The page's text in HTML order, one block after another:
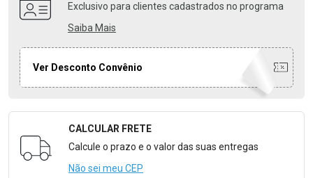
Exclusivo para clientes cadastrados no programa
Saiba Mais
Ver Desconto Convênio
Formulário para Calcular o Frete
CALCULAR FRETE
Calcule o prazo e o valor das suas entregas
Não sei meu CEP